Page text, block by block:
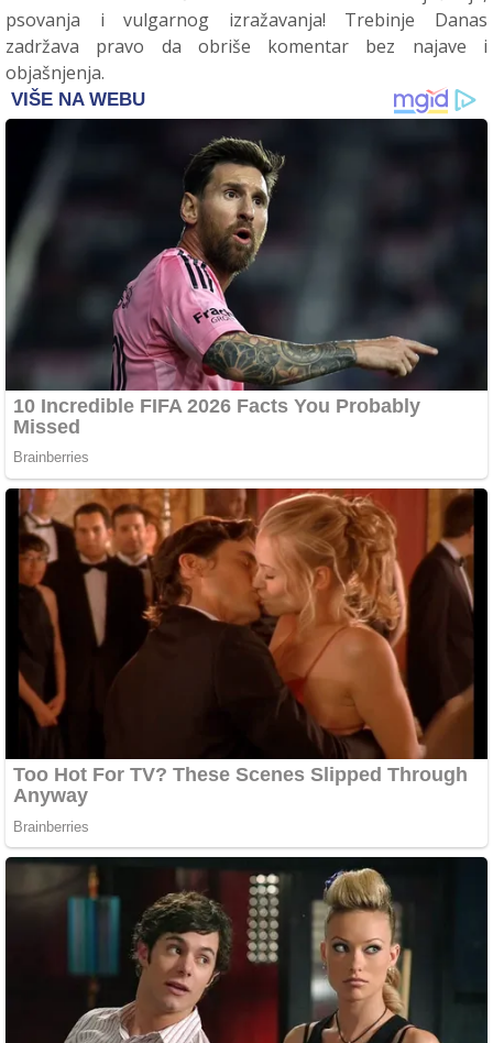
psovanja i vulgarnog izražavanja! Trebinje Danas
zadržava pravo da obriše komentar bez najave i
objašnjenja.